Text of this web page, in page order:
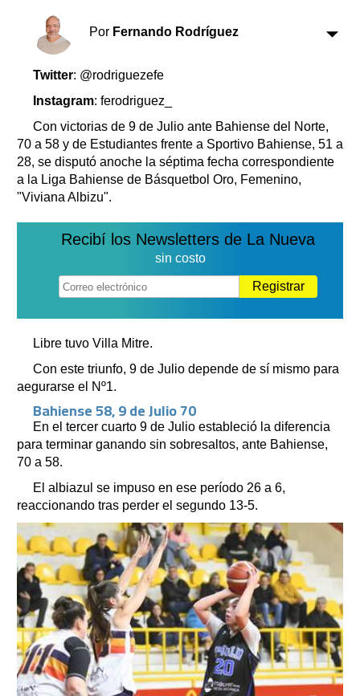
Por Fernando Rodríguez
Twitter: @rodriguezefe
Instagram: ferodriguez_
Con victorias de 9 de Julio ante Bahiense del Norte,
70 a 58 y de Estudiantes frente a Sportivo Bahiense, 51 a
28, se disputó anoche la séptima fecha correspondiente
a la Liga Bahiense de Básquetbol Oro, Femenino,
"Viviana Albizu".
Recibí los Newsletters de La Nueva
sin costo
Registrar
Libre tuvo Villa Mitre.
Con este triunfo, 9 de Julio depende de sí mismo para
aegurarse el Nº1.
Bahiense 58, 9 de Julio 70
En el tercer cuarto 9 de Julio estableció la diferencia
para terminar ganando sin sobresaltos, ante Bahiense,
70 a 58.
El albiazul se impuso en ese período 26 a 6,
reaccionando tras perder el segundo 13-5.